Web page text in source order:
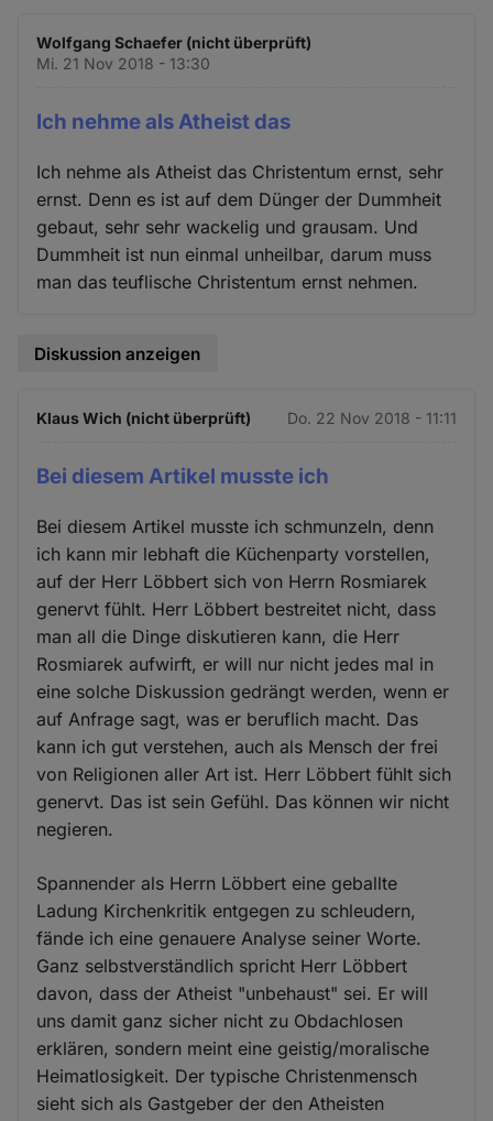
Wolfgang Schaefer (nicht überprüft)
Mi. 21 Nov 2018 - 13:30
Ich nehme als Atheist das
Ich nehme als Atheist das Christentum ernst, sehr
ernst. Denn es ist auf dem Dünger der Dummheit
gebaut, sehr sehr wackelig und grausam. Und
Dummheit ist nun einmal unheilbar, darum muss
man das teuflische Christentum ernst nehmen.
Diskussion anzeigen
Klaus Wich (nicht überprüft) Do. 22 Nov 2018 - 11:11
Bei diesem Artikel musste ich
Bei diesem Artikel musste ich schmunzeln, denn
ich kann mir lebhaft die Küchenparty vorstellen,
auf der Herr Löbbert sich von Herrn Rosmiarek
genervt fühlt. Herr Löbbert bestreitet nicht, dass
man all die Dinge diskutieren kann, die Herr
Rosmiarek aufwirft, er will nur nicht jedes mal in
eine solche Diskussion gedrängt werden, wenn er
auf Anfrage sagt, was er beruflich macht. Das
kann ich gut verstehen, auch als Mensch der frei
von Religionen aller Art ist. Herr Löbbert fühlt sich
genervt. Das ist sein Gefühl. Das können wir nicht
negieren.
Spannender als Herrn Löbbert eine geballte
Ladung Kirchenkritik entgegen zu schleudern,
fände ich eine genauere Analyse seiner Worte.
Ganz selbstverständlich spricht Herr Löbbert
davon, dass der Atheist "unbehaust" sei. Er will
uns damit ganz sicher nicht zu Obdachlosen
erklären, sondern meint eine geistig/moralische
Heimatlosigkeit. Der typische Christenmensch
sieht sich als Gastgeber der den Atheisten